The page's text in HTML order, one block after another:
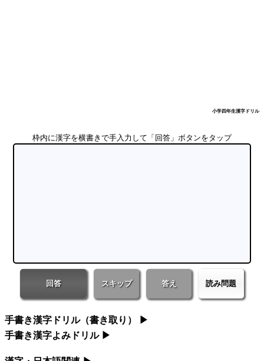
小学四年生漢字ドリル
枠内に漢字を横書きで手入力して「回答」ボタンをタップ
回答 スキップ 答え 読み問題
手書き漢字ドリル（書き取り） ▶
手書き漢字よみドリル ▶